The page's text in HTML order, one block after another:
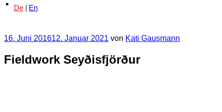
De
En
Veröffentlicht
16. Juni 201612. Januar 2021 von Kati Gausmann
Fieldwork Seyðisfjörður